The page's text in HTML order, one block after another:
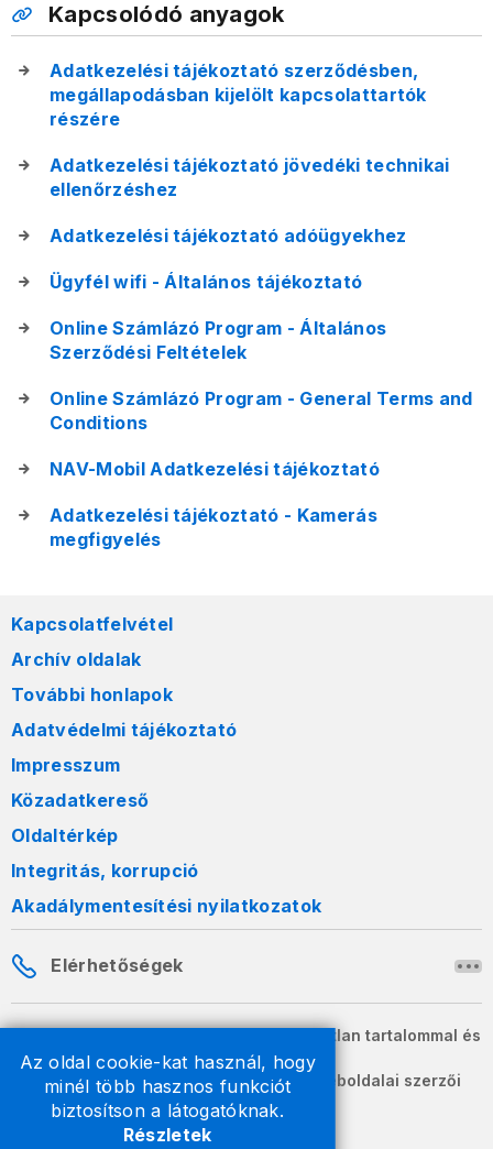
Az oldal cookie-kat használ, hogy
minél több hasznos funkciót
biztosítson a látogatóknak.
Részletek
Kapcsolódó anyagok
Adatkezelési tájékoztató szerződésben,
megállapodásban kijelölt kapcsolattartók
részére
Adatkezelési tájékoztató jövedéki technikai
ellenőrzéshez
Adatkezelési tájékoztató adóügyekhez
Ügyfél wifi - Általános tájékoztató
Online Számlázó Program - Általános
Szerződési Feltételek
Online Számlázó Program - General Terms and
Conditions
NAV-Mobil Adatkezelési tájékoztató
Adatkezelési tájékoztató - Kamerás
megfigyelés
Kapcsolatfelvétel
Archív oldalak
További honlapok
Adatvédelmi tájékoztató
Impresszum
Közadatkereső
Oldaltérkép
Integritás, korrupció
Akadálymentesítési nyilatkozatok
Elérhetőségek
A honlapon szereplő információk változatlan tartalommal és
formában szabadon terjeszthetők.
2026 © A Nemzeti Adó- és Vámhivatal weboldalai szerzői
jogvédelem alatt állnak.